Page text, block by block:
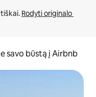
Rodyti originalo
savo būstą į Airbnb